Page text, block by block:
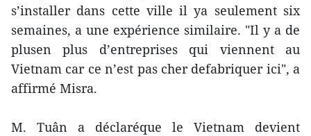
s’installer dans cette ville il ya seulement six
semaines, a une expérience similaire. "Il y a de
plusen plus d’entreprises qui viennent au
Vietnam car ce n’est pas cher defabriquer ici", a
affirmé Misra.
M. Tuân a déclaréque le Vietnam devient